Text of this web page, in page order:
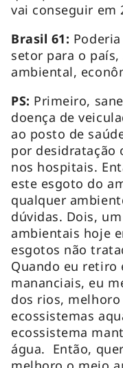
vai conseguir em
Brasil 61:
setor para o
ambiental,
PS: Primeiro,
doença de
ao posto de
por desidratação
nos hospitais.
este esgoto do
qualquer
dúvidas. Dois,
ambientais hoje
esgotos não
Quando eu retiro
mananciais, eu
dos rios,
ecossistemas
ecossistema
água. Então,